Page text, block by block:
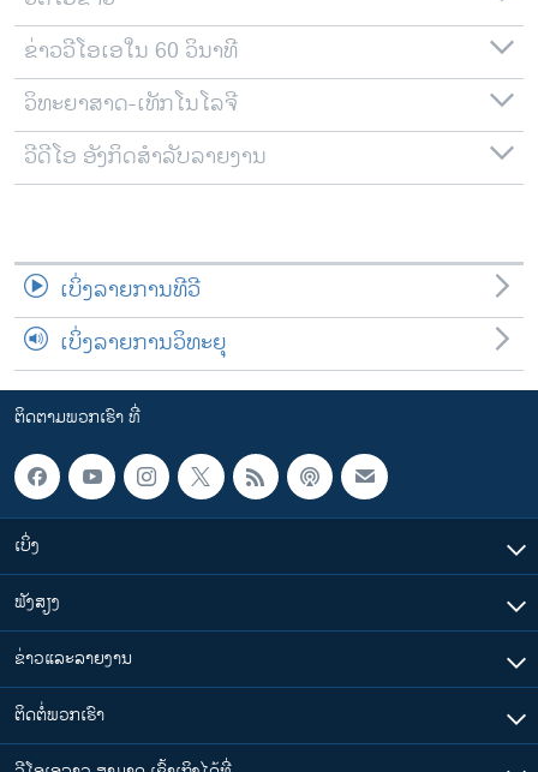
ພາສາຕ່າງໆ
ຂ່າວວີໂອເອໃນ 60 ວິນາທີ
ວິທະຍາສາດ-ເທັກໂນໂລຈີ
ວີດີໂອ ອັງກິດສຳລັບລາຍງານ
ເບິ່ງລາຍການທີວີ
ເບິ່ງລາຍການວິທະຍຸ
ຕິດຕາມພວກເຮົາ ທີ່
ເບິ່ງ
ຟັງສຽງ
ຂ່າວແລະລາຍງານ
ຕິດຕໍ່ພວກເຮົາ